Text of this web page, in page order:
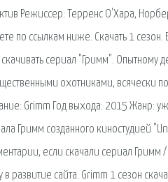
Режиссер: Терренс О'Хара,
по ссылкам ниже. Скачать 1 сезон.
скачивать сериал "Гримм". Опытному
охотниками, всячески
Grimm Год выхода: 2015 Жанр:
Гримм созданного киностудией
если скачали сериал Гримм
в развитие сайта. Grimm 1 сезон